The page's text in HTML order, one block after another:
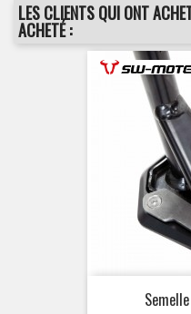
LES CLIENTS QUI ONT
ACHETÉ :